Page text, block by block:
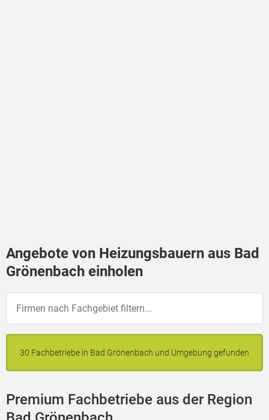
Angebote von Heizungsbauern aus Bad
Grönenbach einholen
30 Fachbetriebe in Bad Grönenbach und Umgebung gefunden
Premium Fachbetriebe aus der Region